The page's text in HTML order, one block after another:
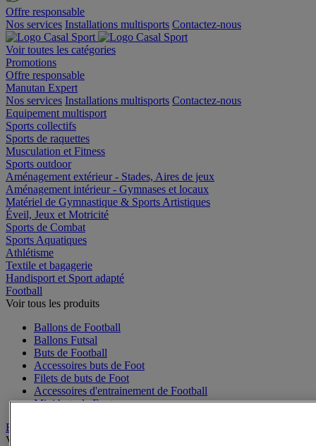
Offre responsable
Nos services Installations multisports Contactez-nous
Voir toutes les catégories
Promotions
Offre responsable
Manutan Expert
Nos services Installations multisports Contactez-nous
Equipement multisport
Sports collectifs
Sports de raquettes
Musculation et Fitness
Sports outdoor
Aménagement extérieur - Stades, Aires de jeux
Aménagement intérieur - Gymnases et locaux
Matériel de Gymnastique & Sports Artistiques
Éveil, Jeux et Motricité
Sports de Combat
Sports Aquatiques
Athlétisme
Textile et bagagerie
Handisport et Sport adapté
Football
Voir tous les produits
Ballons de Football
Ballons Futsal
Buts de Football
Accessoires buts de Foot
Filets de buts de Foot
Accessoires d'entrainement de Football
Mini buts de Foot
Basketball
Voir tous les produits